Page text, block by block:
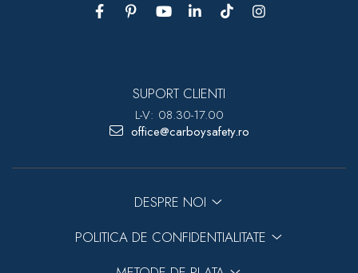
SUPORT CLIENTI
L-V: 08.30-17.00
office@carboysafety.ro
DESPRE NOI
POLITICA DE CONFIDENTIALITATE